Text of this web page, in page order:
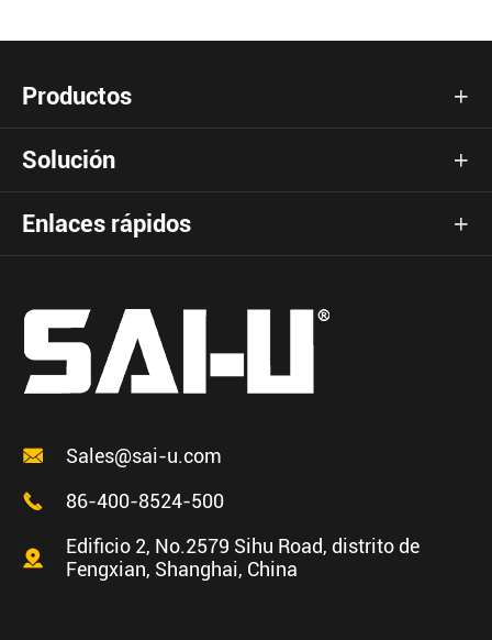
Productos 
Solución 
Enlaces rápidos 

Sales@sai-u.com

86-400-8524-500

Edificio 2, No.2579 Sihu Road, distrito de
Fengxian, Shanghai, China